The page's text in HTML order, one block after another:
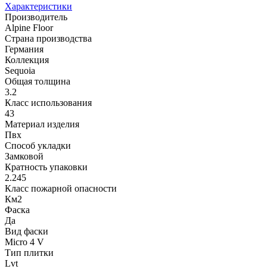
Характеристики
Производитель
Alpine Floor
Страна производства
Германия
Коллекция
Sequoia
Общая толщина
3.2
Класс использования
43
Материал изделия
Пвх
Способ укладки
Замковой
Кратность упаковки
2.245
Класс пожарной опасности
Км2
Фаска
Да
Вид фаски
Micro 4 V
Тип плитки
Lvt